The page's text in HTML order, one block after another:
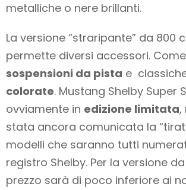
metalliche o nere brillanti.
La versione “straripante” da 800
permette diversi accessori.
sospensioni da pista e
colorate. Mustang Shelby Super
ovviamente in edizione limitata,
stata ancora comunicata la
modelli che saranno tutti
registro Shelby. Per la versione da
prezzo sarà di poco inferiore ai